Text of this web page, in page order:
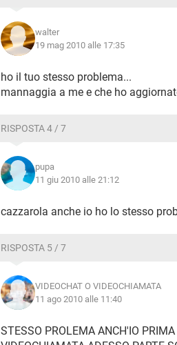
walter
19 mag 2010 alle 17:35
ho il tuo stesso problema...
mannaggia a me e che ho
RISPOSTA 4 / 7
pupa
11 giu 2010 alle 21:12
cazzarola anche io ho lo stesso
RISPOSTA 5 / 7
VIDEOCHAT O VIDEOCHIAMATA
11 ago 2010 alle 11:40
STESSO PROLEMA ANCH'IO